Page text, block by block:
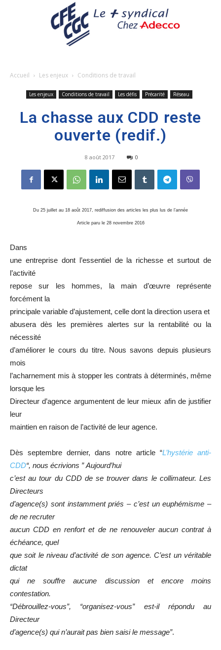
Accueil Les enjeux Conditions de travail
Les enjeux Conditions de travail Les défis Précarité Réseau
La chasse aux CDD reste
ouverte (redif.)
8 août 2017 0
Du 25 juillet au 18 août 2017, rediffusion des articles les plus lus de l’année
Article paru le 28 novembre 2016
Dans
une entreprise dont l’essentiel de la richesse et surtout de
l’activité
repose sur les hommes, la main d’œuvre représente
forcément la
principale variable d’ajustement, celle dont la direction usera et
abusera dès les premières alertes sur la rentabilité ou la
nécessité
d’améliorer le cours du titre. Nous savons depuis plusieurs
mois
l’acharnement mis à stopper les contrats à déterminés, même
lorsque les
Directeur d’agence argumentent de leur mieux afin de justifier
leur
maintien en raison de l’activité de leur agence.
Dès septembre dernier, dans notre article “L’hystérie anti-
CDD“, nous écrivions ”Aujourd’hui
c’est au tour du CDD de se trouver dans le collimateur. Les
Directeurs
d’agence(s) sont instamment priés – c’est un euphémisme –
de ne recruter
aucun CDD en renfort et de ne renouveler aucun contrat à
échéance, quel
que soit le niveau d’activité de son agence. C’est un véritable
dictat
qui ne souffre aucune discussion et encore moins
contestation.
“Débrouillez-vous”, “organisez-vous” est-il répondu au
Directeur
d’agence(s) qui n’aurait pas bien saisi le message”.